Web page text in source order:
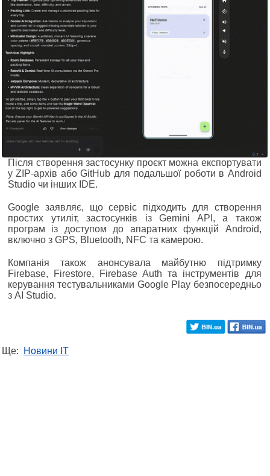
Після створення застосунку проєкт можна експортувати
у ZIP-архів або GitHub для подальшої роботи в Android
Studio чи інших IDE.
Google заявляє, що сервіс підходить для створення
простих утиліт, застосунків із Gemini API, а також
програм із доступом до апаратних функцій Android,
включно з GPS, Bluetooth, NFC та камерою.
Компанія також анонсувала майбутню підтримку
Firebase, Firestore, Firebase Auth та інструментів для
керування тестувальниками Google Play безпосередньо
з AI Studio.
Ще: Новини IT